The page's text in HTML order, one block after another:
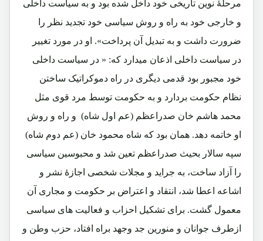
مرحلۀ نوین تاریخی خود داخل شده بود و به سیاست داخلی
و خارجی خود به راه و روش سیاسی خود تجدید نظر را
ضرورت داشت و به تبدیل آن پرداخت». او در مورد تغییر
در سیاست داخلی اذعان میدارد که: « در سیاست داخلی
خود مجبور بود قدمی دیگری در راه دموکراتیک ساختن
نظام حکومت بردارد و به حکومت توسط مرد قوی مثل
محمد هاشم خان صدراعظم (عم اول شاه) و راه و روش
او خاتمه دهد. همان بود که شاه محمود خان (عم دوم شاه)
سپه سالار بحیث صدراعظم تعین شد و محبوسین سیاسی
را آزاد ساخت، به جراید و مجلات شخصی اجازۀ نشر و
اشاعه اعطا شد، انتقاد و اعتراض بر حکومت و مجاری آن
معمول گشت. برای تشکیل احزاب و فعالیت های سیاسی
ازطرف جوانان و منورین جد وجهد براه افتاد، حزب وطن و